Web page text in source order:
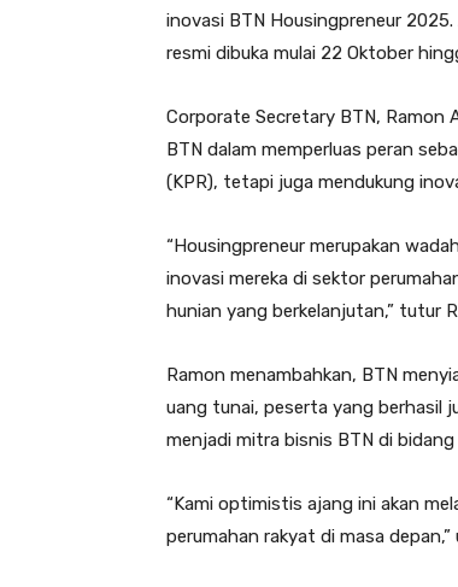
inovasi BTN Housingpreneur
resmi dibuka mulai 22 Oktober
Corporate Secretary BTN, Ramon
BTN dalam memperluas peran
(KPR), tetapi juga mendukung
“Housingpreneur merupakan
inovasi mereka di sektor
hunian yang berkelanjutan,” tutur
Ramon menambahkan, BTN
uang tunai, peserta yang berhasil
menjadi mitra bisnis BTN di
“Kami optimistis ajang ini akan
perumahan rakyat di masa depan,”